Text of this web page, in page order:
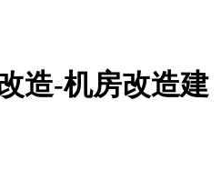
造-机房改造建